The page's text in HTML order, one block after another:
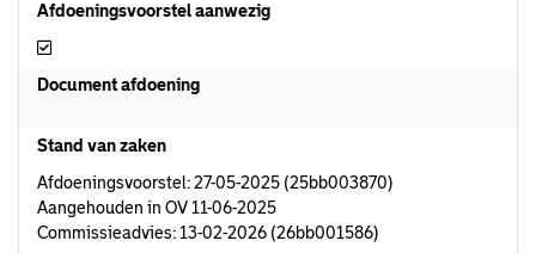
Afdoeningsvoorstel aanwezig
Afdoeningsvoorstel aanwezig
Document afdoening
Stand van zaken
Afdoeningsvoorstel: 27-05-2025 (25bb003870)
Aangehouden in OV 11-06-2025
Commissieadvies: 13-02-2026 (26bb001586)